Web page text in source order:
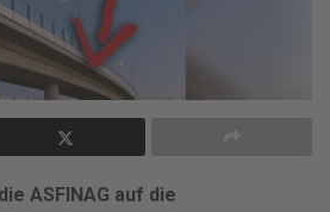
ASFINAG auf die